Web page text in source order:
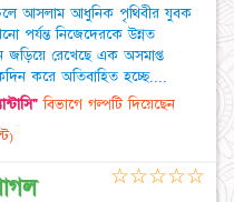
আসলাম আধুনিক পৃথিবীর যুবক
পর্যন্ত নিজেদেরকে উন্নত
জড়িয়ে রেখেছে এক অসমাপ্ত
করে অতিবাহিত হচ্ছে....
বিভাগে গল্পটি দিয়েছেন
☆☆☆☆☆